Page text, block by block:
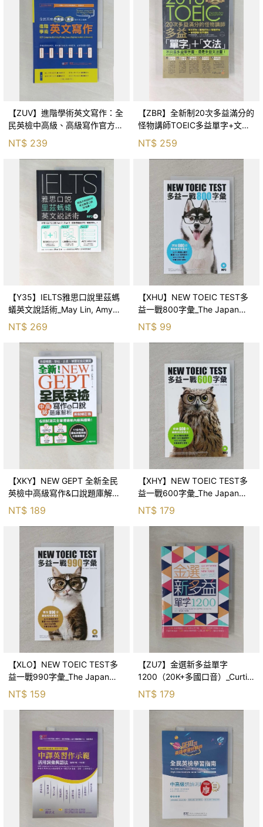
【ZUV】進階學術英文寫作：全
民英檢中高級、高級寫作官方指
南_廖咸浩
NT$ 239
【ZBR】全新制20次多益滿分的
怪物講師TOEIC多益單字+文法_
怪物講師教學團隊（台灣）
NT$ 259
【Y35】IELTS雅思口說里茲螞
蟻英文說話術_May Lin, Amy
NT$ 269
【XHU】NEW TOEIC TEST多
益一戰800字彙_The Japan
NT$ 99
【XKY】NEW GEPT 全新全民
英檢中高級寫作&口說題庫解析
【新制修訂版】_郭文興, 許秀芬
NT$ 189
【XHY】NEW TOEIC TEST多
益一戰600字彙_The Japan
Times編輯團隊, 鄭襄憶, 劉華珍
NT$ 179
【XLO】NEW TOEIC TEST多
益一戰990字彙_The Japan
NT$ 159
【ZU7】金選新多益單字
1200（20K+多國口音）_Curtis
M. Revis-Seubert, Michelle
Witte,
NT$ 179